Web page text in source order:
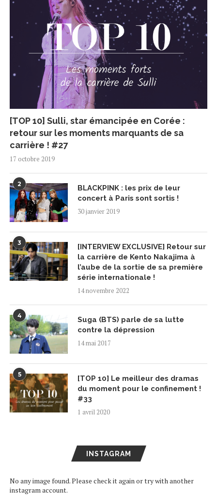
[TOP 10] Sulli, star émancipée en Corée :
retour sur les moments marquants de sa
carrière ! #27
17 octobre 2019
2
BLACKPINK : les prix de leur
concert à Paris sont sortis !
30 janvier 2019
3
[INTERVIEW EXCLUSIVE] Retour sur
la carrière de Kento Nakajima à
l’aube de la sortie de sa première
série internationale !
14 novembre 2022
4
Suga (BTS) parle de sa lutte
contre la dépression
14 mai 2017
5
[TOP 10] Le meilleur des dramas
du moment pour le confinement !
#33
1 avril 2020
INSTAGRAM
No any image found. Please check it again or try with another
instagram account.